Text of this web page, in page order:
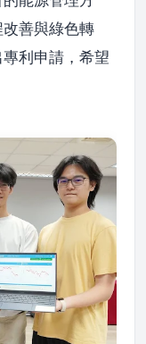
善與綠色轉
利申請，希望